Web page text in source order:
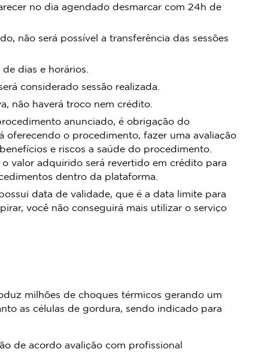
no dia agendado desmarcar com 24h de
não será possível a transferência das sessões
dias e horários.
considerado sessão realizada.
não haverá troco nem crédito.
anunciado, é obrigação do
oferecendo o procedimento, fazer uma avaliação
e riscos a saúde do procedimento.
o valor adquirido será revertido em crédito para
dentro da plataforma.
data de validade, que é a data limite para
você não conseguirá mais utilizar o serviço
milhões de choques térmicos gerando um
as células de gordura, sendo indicado para
de acordo avalição com profissional